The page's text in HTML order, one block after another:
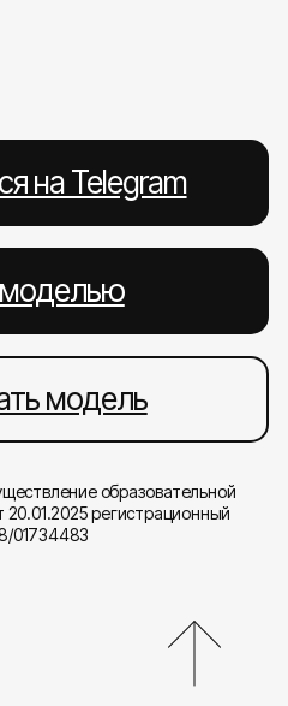
на Telegram
модель
образовательной
20.01.2025 регистрационный
01734483